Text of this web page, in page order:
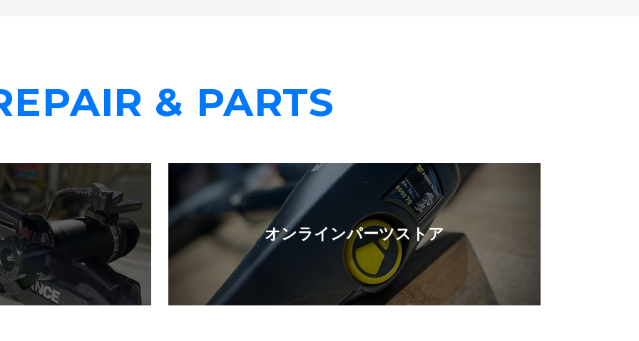
& PARTS
オンラインパーツストア